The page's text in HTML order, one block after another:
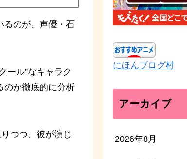
るのが、声優・石
ール”なキャラク
のか徹底的に分析
つつ、彼が演じ
にほんブログ村
アーカイブ
2026年8月